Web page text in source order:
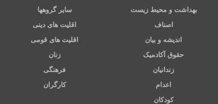
بهداشت و محیط زیست سایر گروهها
اصناف اقلیت های دینی
اندیشه و بیان اقلیت های قومی
حقوق آکادمیک زنان
زندانیان فرهنگی
اعدام کارگران
کودکان